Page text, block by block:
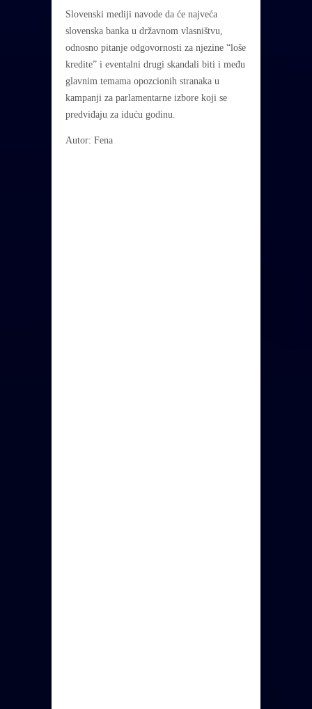
Slovenski mediji navode da će najveća
slovenska banka u državnom vlasništvu,
odnosno pitanje odgovornosti za njezine “loše
kredite” i eventalni drugi skandali biti i među
glavnim temama opozcionih stranaka u
kampanji za parlamentarne izbore koji se
predviđaju za iduću godinu.
Autor: Fena